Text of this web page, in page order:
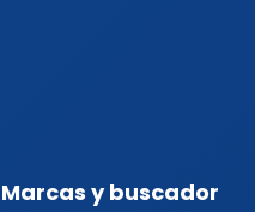
Marcas y buscador